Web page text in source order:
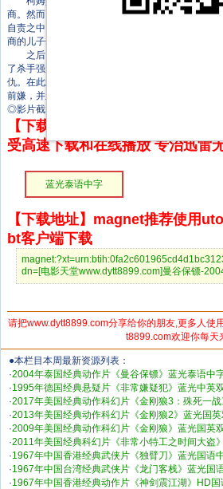
商。然而，在一场意外的暗杀之中，富商不幸中弹
自责之中，虽然富商的妻子明白柯姆并未失职只是
商的儿子却始终不愿意原谅柯姆，将他开除了。
之后，这名血气方刚的少爷成为了仇家下一个
了杀手强大的火力袭击，隐姓埋名留在了贫民区，
仇。在此过程中，柯姆也在不坚持不懈的寻找着少
前嫌，并且联手开始一起寻找真正的罪魁祸首。
◎影片截图
【下载地址】本站专属下载器：
受高速下载和在线播放 专治迅雷
蓝光泰语中字
【下载地址】magnet推荐使用
bt客户端下载
dn=[电影天堂www.dytt8899.com]曼谷保镖-
请把www.dytt8899.com分享给你的朋友,更多人使
t8899.com欢迎你每天
●本栏目本周最新资源列表：
·2004年泰国经典动作片《曼谷保镖》蓝光泰语中
·1995年德国经典悬疑片《非常嫌疑犯》蓝光中英
·2017年美国经典动作科幻片《金刚狼3：殊死一
·2013年美国经典动作科幻片《金刚狼2》蓝光国
·2009年美国经典动作科幻片《金刚狼》蓝光国英
·2011年美国经典科幻片《非常小特工之时间大盗
·1967年中国香港经典武侠片《独臂刀》蓝光国语
·1967年中国台湾经典武侠片《龙门客栈》蓝光国
·1967年中国香港经典动作片《神剑震江湖》HD国